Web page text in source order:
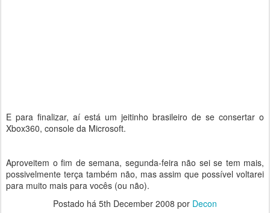
E para finalizar, aí está um jeitinho brasileiro de se consertar o
Xbox360, console da Microsoft.
Aproveitem o fim de semana, segunda-feira não sei se tem mais,
possivelmente terça também não, mas assim que possível voltarei
para muito mais para vocês (ou não).
Postado há 5th December 2008 por Decon